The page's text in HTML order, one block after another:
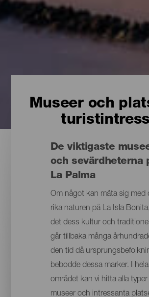
Museer och
De viktigaste
och sevärdheterna
La Palma
Om något kan mäta sig med
rika naturen på La Isla
det dess kultur och
går tillbaka många
den tid då
bebodde dessa marker. I hela
området kan vi hitta alla typer
museer och intressanta